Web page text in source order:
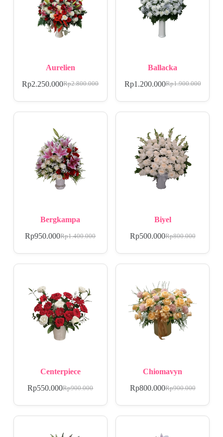
Aurelien
Rp2.800.000
Rp2.250.000
Ballacka
Rp1.900.000
Rp1.200.000
Bergkampa
Rp1.400.000
Rp950.000
Biyel
Rp800.000
Rp500.000
Centerpiece
Rp900.000
Rp550.000
Chiomavyn
Rp900.000
Rp800.000